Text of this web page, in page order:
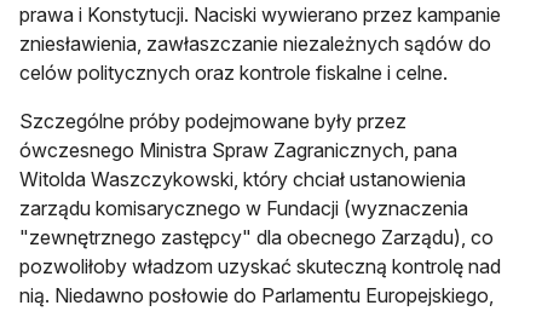
prawa i Konstytucji. Naciski wywierano przez kampanie
zniesławienia, zawłaszczanie niezależnych sądów do
celów politycznych oraz kontrole fiskalne i celne.
Szczególne próby podejmowane były przez
ówczesnego Ministra Spraw Zagranicznych, pana
Witolda Waszczykowski, który chciał ustanowienia
zarządu komisarycznego w Fundacji (wyznaczenia
"zewnętrznego zastępcy" dla obecnego Zarządu), co
pozwoliłoby władzom uzyskać skuteczną kontrolę nad
nią. Niedawno posłowie do Parlamentu Europejskiego,